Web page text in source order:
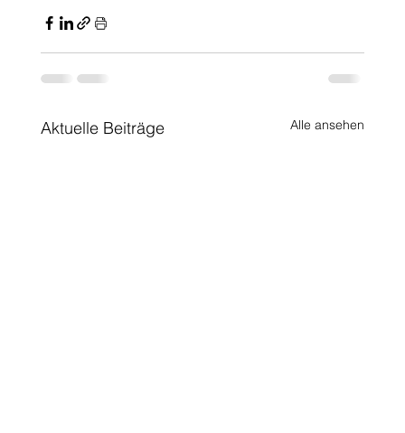
Aktuelle Beiträge Alle ansehen